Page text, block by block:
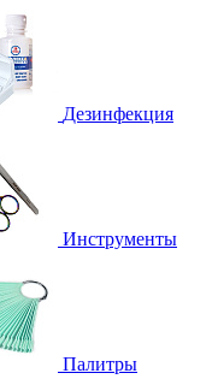
Дезинфекция
Инструменты
Палитры